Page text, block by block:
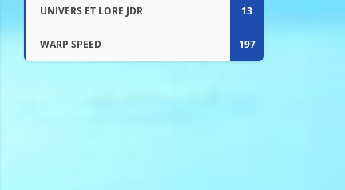
UNIVERS ET LORE JDR 13
WARP SPEED 197